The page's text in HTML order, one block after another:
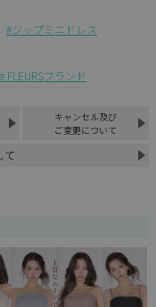
ジップミニドレス
FLEURSブランド
キャンセル及び
ご変更について
て